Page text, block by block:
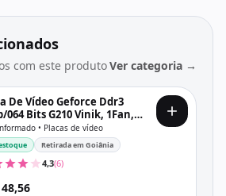
com este produtoVer categoria →
De Vídeo Geforce Ddr3
064 Bits G210 Vinik, 1Fan,
Dvi, Vga, Gpuvk2101Gblp,
Profile, Preta
• Placas de vídeo
Retirada em Goiânia
4,3(6)